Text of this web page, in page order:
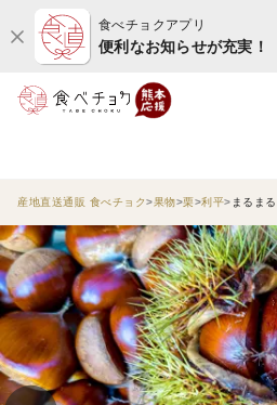
食べチョクアプリ
便利なお知らせが充実！
産地直送通販 食べチョク 果物 栗 利平 まるま